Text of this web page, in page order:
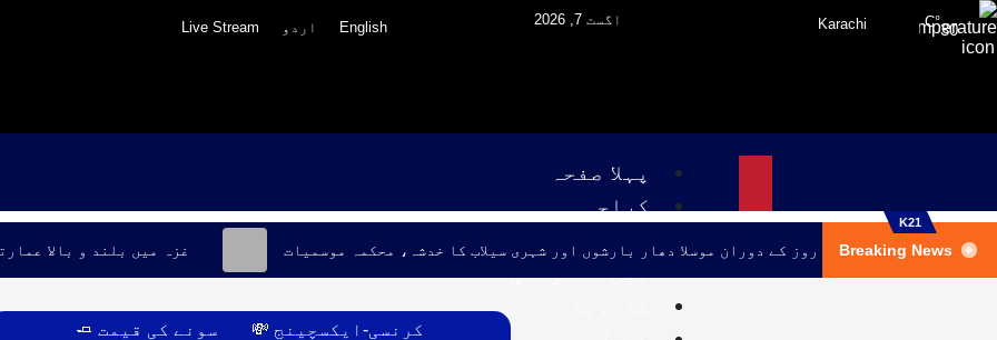
30
°C
Karachi اگست 7, 2026 English اردو Live Stream
پہلا صفحہ
کراچی
بین الاقوامی
K21
Breaking News غزہ میں بلند و بالا کراچی میں اگلے تین روز کے دوران موسلا دھار بارشوں اور شہری سیلاب کا خدشہ، محکمہ موسمیات
کرنسی-ایکسچینج 💸
سونے کی قیمت 🧈